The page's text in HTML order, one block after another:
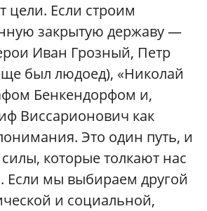
цели. Если строим
закрытую державу —
Иван Грозный, Петр
был людоед), «Николай
Бенкендорфом и,
Виссарионович как
Это один путь, и
которые толкают нас
Если мы выбираем другой
и социальной,